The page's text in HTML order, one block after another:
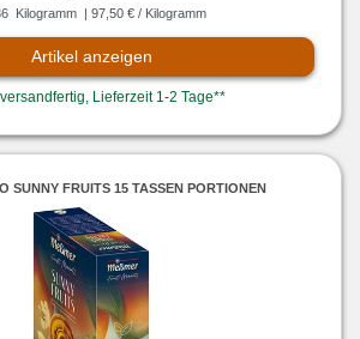
Kilogramm | 97,50 € / Kilogramm
Artikel anzeigen
Lieferzeit 1-2 Tage**
SUNNY FRUITS 15 TASSEN PORTIONEN